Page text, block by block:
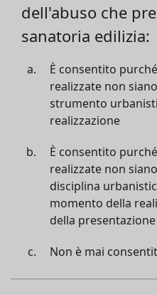
dell'abuso che
sanatoria edilizia:
È consentito
realizzate non
strumento
realizzazione
È consentito
realizzate non
disciplina
momento della
della
Non è mai